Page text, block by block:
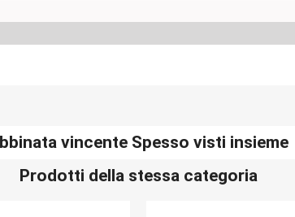
vincente Spesso visti insieme
Prodotti della stessa categoria